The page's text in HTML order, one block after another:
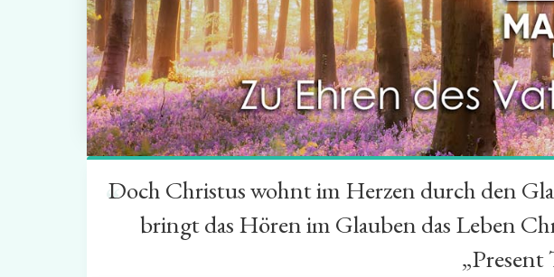
“
Doch Christus wohnt im Herzen durch den
bringt das Hören im Glauben das Leben